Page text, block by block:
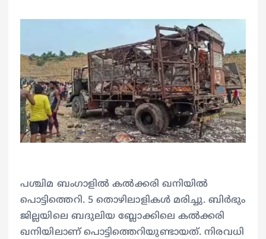
പശ്ചിമ ബംഗാളിൽ കൽക്കരി ഖനിയിൽ
പൊട്ടിത്തെറി. 5 തൊഴിലാളികൾ മരിച്ചു. ബിർഭും
ജില്ലയിലെ ബദുലിയ ബ്ലോക്കിലെ കൽക്കരി
ഖനിയിലാണ് പൊട്ടിത്തെറിയുണ്ടായത്. നിരവധി